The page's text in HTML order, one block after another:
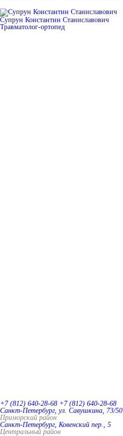
Супрун Константин Станиславович
Травматолог-ортопед
+7 (812) 640-28-68 +7 (812) 640-28-68
Санкт-Петербург, ул. Савушкина, 73/50
Приморский район
Санкт-Петербург, Ковенский пер., 5
Центральный район